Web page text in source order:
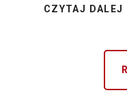
CZYTAJ DALEJ